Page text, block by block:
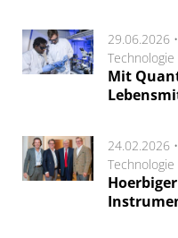
29.06.2026 •
Technologie
Mit
24.02.2026 •
Technologie